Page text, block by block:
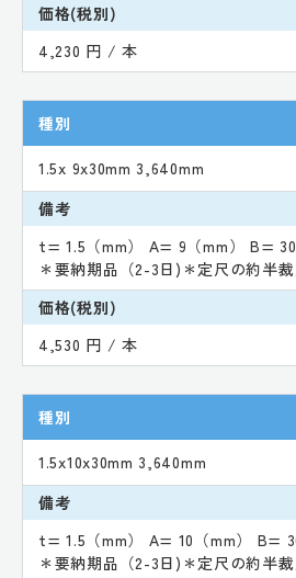
価格(税別)
4,230 円 / 本
種別
1.5x 9x30mm 3,640mm
備考
t= 1.5（mm） A= 9（mm） B= 30
＊要納期品（2-3日)＊定尺の約半裁
価格(税別)
4,530 円 / 本
種別
1.5x10x30mm 3,640mm
備考
t= 1.5（mm） A= 10（mm） B=
＊要納期品（2-3日)＊定尺の約半裁